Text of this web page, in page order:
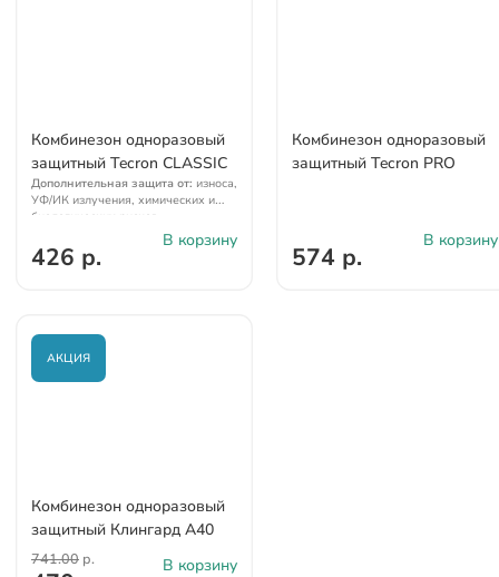
Комбинезон одноразовый
защитный Tecron CLASSIC
Дополнительная защита от: износа,
УФ/ИК излучения, химических и
биологических рисков,
426 р.
В корзину
Комбинезон одноразовый
защитный Tecron PRO
574 р.
В корзину
Комбинезон одноразовый
защитный Клингард А40
741.00 р. В корзину
АКЦИЯ